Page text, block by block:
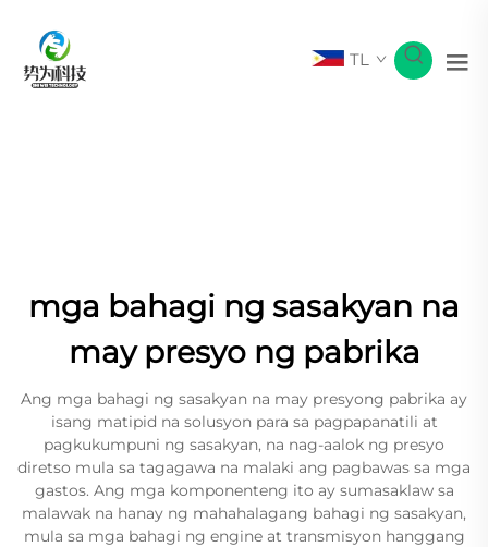
TL
mga bahagi ng sasakyan na
may presyo ng pabrika
Ang mga bahagi ng sasakyan na may presyong pabrika ay
isang matipid na solusyon para sa pagpapanatili at
pagkukumpuni ng sasakyan, na nag-aalok ng presyo
diretso mula sa tagagawa na malaki ang pagbawas sa mga
gastos. Ang mga komponenteng ito ay sumasaklaw sa
malawak na hanay ng mahahalagang bahagi ng sasakyan,
mula sa mga bahagi ng engine at transmisyon hanggang